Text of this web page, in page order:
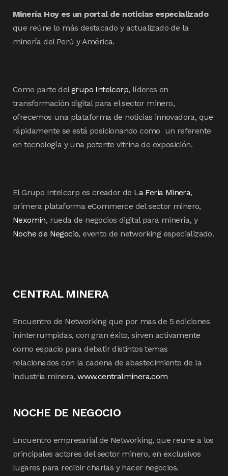
Minería Hoy es un portal de noticias especializado
que reúne lo más destacado y actualizado de la
minería del Perú y América.
Como parte delgrupo Intelcorp, líderes en
transformación digital para el sector minero,
ofrecemos una plataforma de noticias innovadora, que
rápidamente se está posicionando como un referente
en tecnología y una potente vitrina de exposición.
El Grupo Intelcorp es creador de La Feria Minera,
primera plataforma eCommerce del sector minero,
Nexomin, rueda de negocios digital para minería, y
Noche de Negocio, evento de networking especializado.
CENTRAL MINERA
Encuentro de Networking que por mas de 5 ediciones
ininterrumpidas, con gran éxito, sirven activamente
como espacio para debatir distintos temas
relacionados con la cadena de abastecimiento de la
industria minera.www.centralminera.com
NOCHE DE NEGOCIO
Encuentro empresarial de Networking, que reune a los
principales actores del sector minero, en exclusivos
lugares para recibir charlas y hacer negocios.